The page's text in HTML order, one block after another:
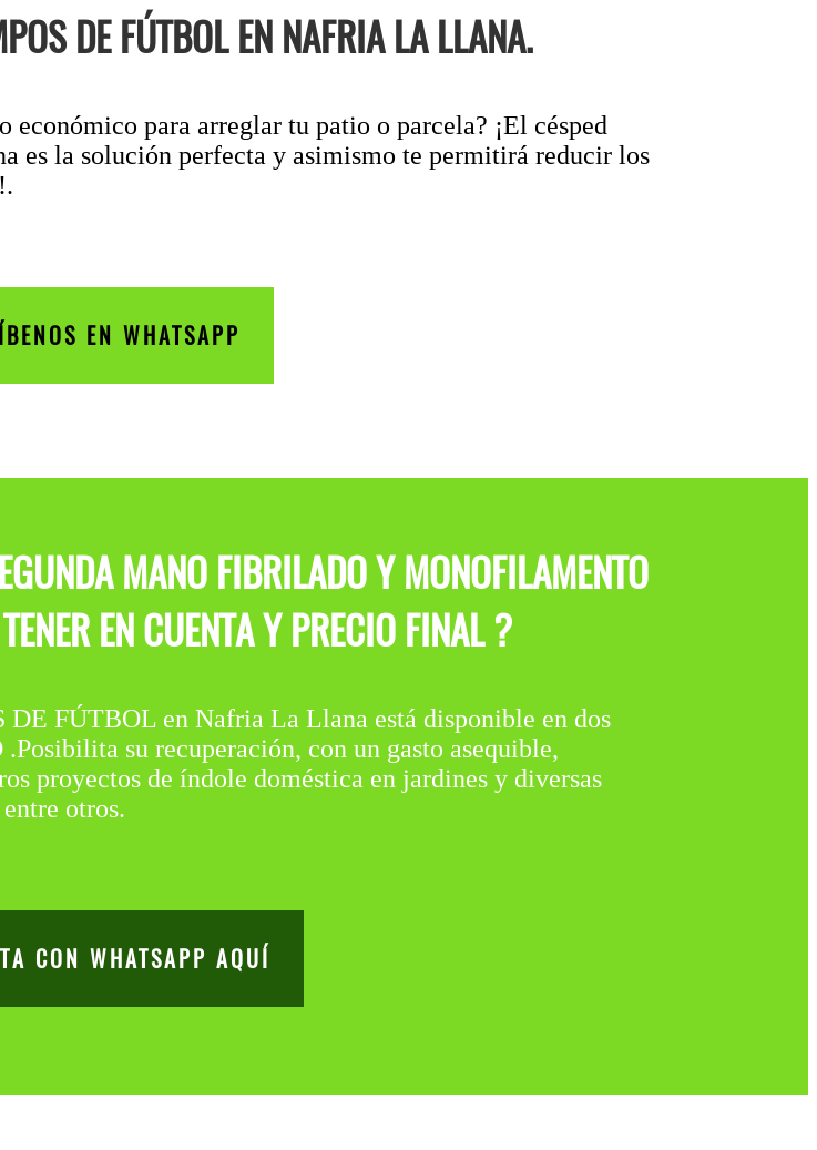
DE FÚTBOL EN NAFRIA LA LLANA.
para arreglar tu patio o parcela? ¡El césped
es la solución perfecta y asimismo te permitirá reducir los
EN WHATSAPP
MANO FIBRILADO Y MONOFILAMENTO
EN CUENTA Y PRECIO FINAL ?
FÚTBOL en Nafria La Llana está disponible en dos
su recuperación, con un gasto asequible,
proyectos de índole doméstica en jardines y diversas
otros.
CON WHATSAPP AQUÍ